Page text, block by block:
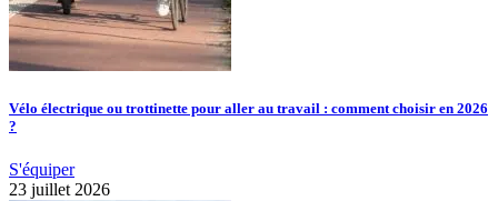
Vélo électrique ou trottinette pour aller au travail : comment choisir en 2026
?
S'équiper
23 juillet 2026